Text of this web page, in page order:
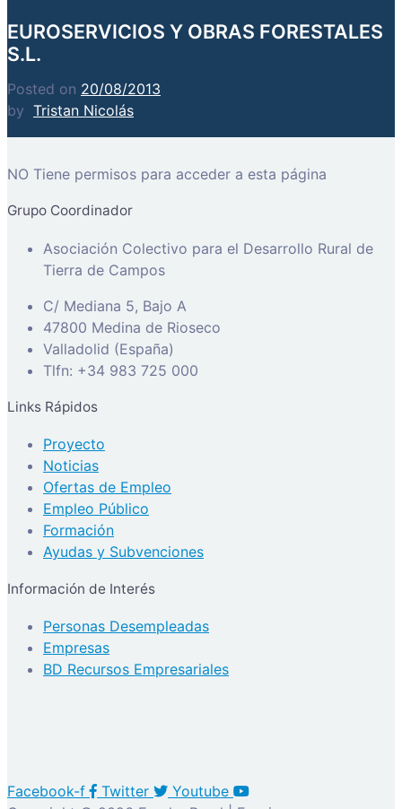
EUROSERVICIOS Y OBRAS FORESTALES
S.L.
Posted on 20/08/2013
by Tristan Nicolás
NO Tiene permisos para acceder a esta página
Grupo Coordinador
Asociación Colectivo para el Desarrollo Rural de
Tierra de Campos
C/ Mediana 5, Bajo A
47800 Medina de Rioseco
Valladolid (España)
Tlfn: +34 983 725 000
Links Rápidos
Proyecto
Noticias
Ofertas de Empleo
Empleo Público
Formación
Ayudas y Subvenciones
Información de Interés
Personas Desempleadas
Empresas
BD Recursos Empresariales
Facebook-f Twitter
Youtube